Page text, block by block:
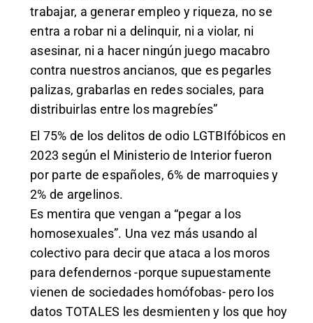
trabajar, a generar empleo y riqueza, no se
entra a robar ni a delinquir, ni a violar, ni
asesinar, ni a hacer ningún juego macabro
contra nuestros ancianos, que es pegarles
palizas, grabarlas en redes sociales, para
distribuirlas entre los magrebíes”
El 75% de los delitos de odio LGTBIfóbicos en
2023 según el Ministerio de Interior fueron
por parte de españoles, 6% de marroquies y
2% de argelinos.
Es mentira que vengan a “pegar a los
homosexuales”. Una vez más usando al
colectivo para decir que ataca a los moros
para defendernos -porque supuestamente
vienen de sociedades homófobas- pero los
datos TOTALES les desmienten y los que hoy